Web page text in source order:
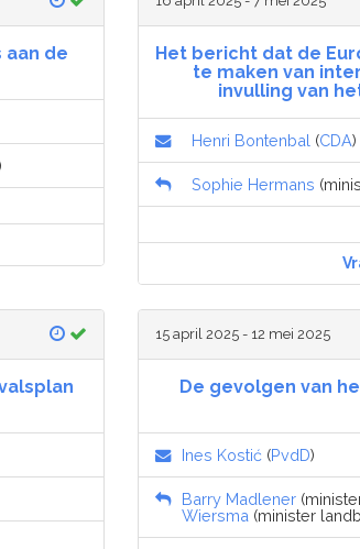
aan de
Het bericht dat de
te maken van
invulling van
Henri Bontenbal (CDA)
Sophie Hermans
15 april 2025 - 12 mei 2025
De gevolgen van
Ines Kostić (PvdD)
Barry Madlener
Wiersma (minister